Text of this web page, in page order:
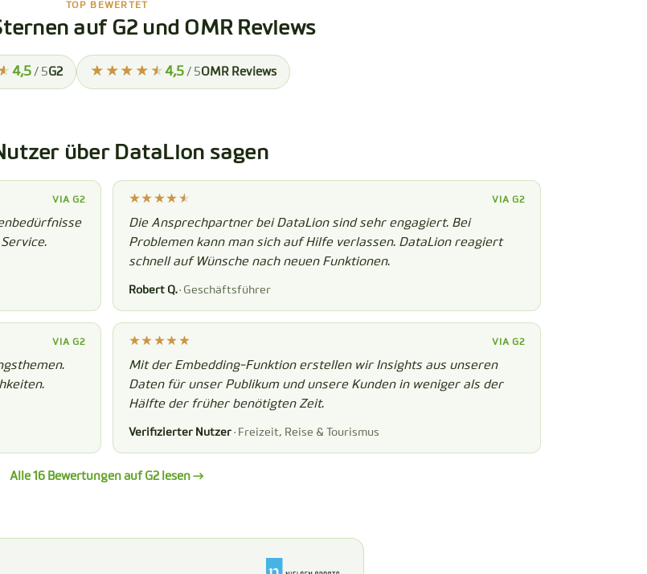
TOP BEWERTET
auf G2 und OMR Reviews
4,5 / 5G2 4,5 / 5OMR Reviews
über DataLion sagen
VIA G2 VIA G2
Die Ansprechpartner bei DataLion sind sehr engagiert. Bei
Problemen kann man sich auf Hilfe verlassen. DataLion reagiert
schnell auf Wünsche nach neuen Funktionen.
Robert Q. · Geschäftsführer
VIA G2 VIA G2
Mit der Embedding-Funktion erstellen wir Insights aus unseren
Daten für unser Publikum und unsere Kunden in weniger als der
Hälfte der früher benötigten Zeit.
Verifizierter Nutzer · Freizeit, Reise & Tourismus
Alle 16 Bewertungen auf G2 lesen →